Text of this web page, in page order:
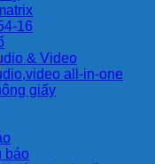
16
& Video
all-in-one
giấy
báo